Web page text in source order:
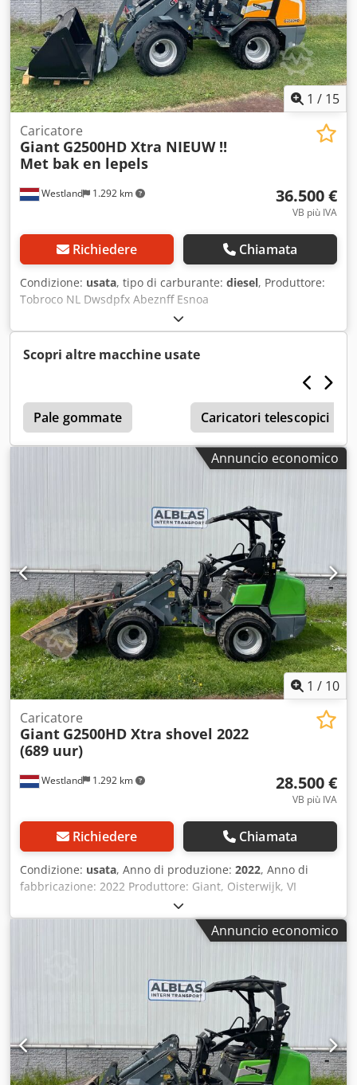
1 / 15
Westland 1.292 km
Caricatore
Giant G2500HD Xtra NIEUW !!
Met bak en lepels
36.500 €
VB più IVA
Richiedere Chiamata
Condizione: usata, tipo di carburante: diesel, Produttore:
Tobroco NL Dwsdpfx Abeznff Esnoa
Scopri altre macchine usate
Pale gommate Caricatori telescopici
Annuncio economico
1 / 10
Westland 1.292 km
Caricatore
Giant G2500HD Xtra shovel 2022
(689 uur)
28.500 €
VB più IVA
Richiedere Chiamata
Condizione: usata, Anno di produzione: 2022, Anno di
fabbricazione: 2022 Produttore: Giant, Oisterwijk, VI
Annuncio economico